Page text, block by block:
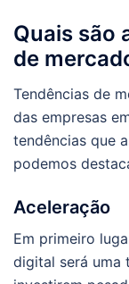
Quais são
de
Tendências de
das empresas
tendências que
podemos
Aceleração
Em primeiro
digital será uma